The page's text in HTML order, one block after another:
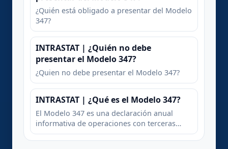
¿Quién está obligado a presentar del Modelo
347?
INTRASTAT | ¿Quién no debe
presentar el Modelo 347?
¿Quien no debe presentar el Modelo 347?
INTRASTAT | ¿Qué es el Modelo 347?
El Modelo 347 es una declaración anual
informativa de operaciones con terceras
personas. Los empresarios y profesionales
están obligados a la presentación del